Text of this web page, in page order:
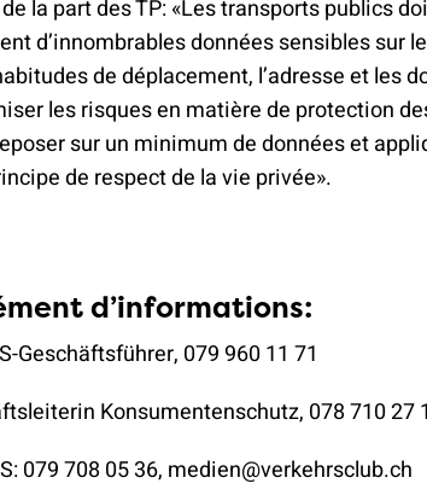
la part des TP: «Les transports publics
d’innombrables données sensibles sur
de déplacement, l’adresse et les
les risques en matière de protection
sur un minimum de données et
de respect de la vie privée».
d’informations:
Geschäftsführer, 079 960 11 71
Konsumentenschutz, 078 710 27
079 708 05 36, medien@verkehrsclub.ch